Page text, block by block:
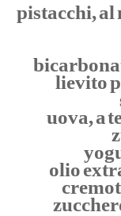
pistacchi, al
lievito
uova, a
olio